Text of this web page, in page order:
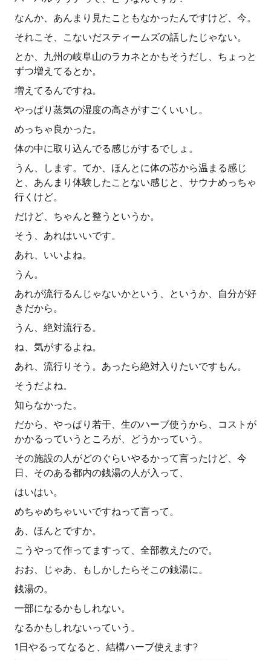
なんか、あんまり見たこともなかったんですけど、今。
それこそ、こないだスティームズの話したじゃない。
とか、九州の岐阜山のラカネとかもそうだし、ちょっと
ずつ増えてるとか。
増えてるんですね。
やっぱり蒸気の湿度の高さがすごくいいし。
めっちゃ良かった。
体の中に取り込んでる感じがするでしょ。
うん、します。てか、ほんとに体の芯から温まる感じ
と、あんまり体験したことない感じと、サウナめっちゃ
行くけど。
だけど、ちゃんと整うというか。
そう、あれはいいです。
あれ、いいよね。
うん。
あれが流行るんじゃないかという、というか、自分が好
きだから。
うん、絶対流行る。
ね、気がするよね。
あれ、流行りそう。あったら絶対入りたいですもん。
そうだよね。
知らなかった。
だから、やっぱり若干、生のハーブ使うから、コストが
かかるっていうところが、どうかっていう。
その施設の人がどのぐらいやるかって言ったけど、今
日、そのある都内の銭湯の人が入って、
はいはい。
めちゃめちゃいいですねって言って。
あ、ほんとですか。
こうやって作ってますって、全部教えたので。
おお、じゃあ、もしかしたらそこの銭湯に。
銭湯の。
一部になるかもしれない。
なるかもしれないっていう。
1日やるってなると、結構ハーブ使えます?